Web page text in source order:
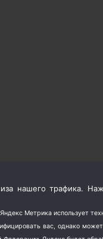
нашего трафика.
Метрика использует
вас, однако